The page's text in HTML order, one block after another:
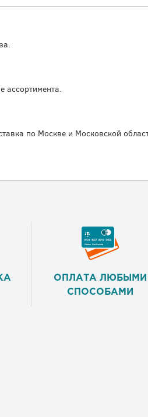
ассортимента.
по Москве и Московской
ОПЛАТА ЛЮБЫМИ
СПОСОБАМИ